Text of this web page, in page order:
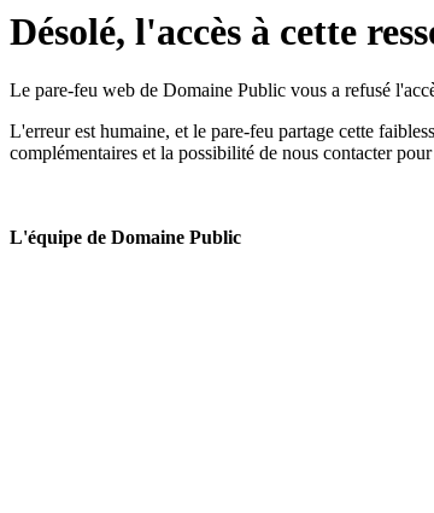
Désolé, l'accès à cette
Le pare-feu web de Domaine Public vous a refusé
L'erreur est humaine, et le pare-feu partage cette
complémentaires et la possibilité de nous contacter
L'équipe de Domaine Public